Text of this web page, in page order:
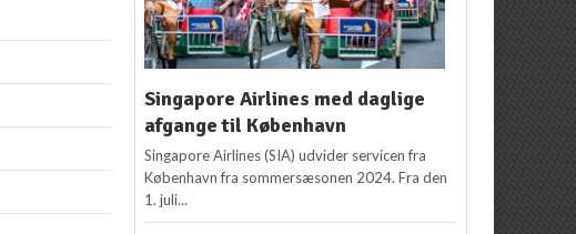
Singapore Airlines med daglige
afgange til København
Singapore Airlines (SIA) udvider servicen fra
København fra sommersæsonen 2024. Fra den
1. juli...